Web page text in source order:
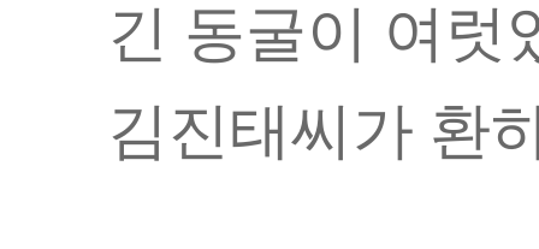
긴 동굴이 여럿
김진태씨가 환